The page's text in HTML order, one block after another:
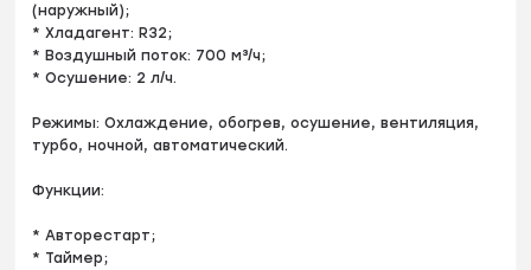
(наружный);
* Хладагент: R32;
* Воздушный поток: 700 м³/ч;
* Осушение: 2 л/ч.
Режимы: Охлаждение, обогрев, осушение, вентиляция,
турбо, ночной, автоматический.
Функции:
* Авторестарт;
* Таймер;